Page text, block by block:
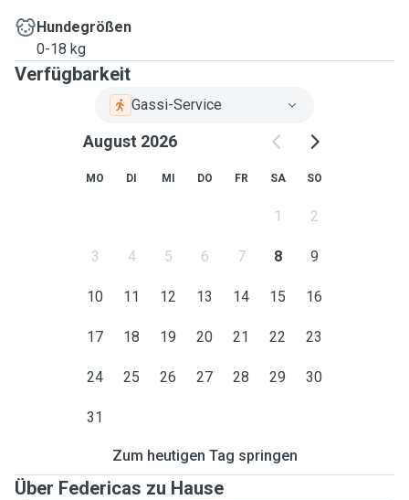
Hundegrößen
0-18 kg
Verfügbarkeit
Gassi-Service
August 2026
MO DI MI DO FR SA SO
1 2
3 4 5 6 7 8 9
10 11 12 13 14 15 16
17 18 19 20 21 22 23
24 25 26 27 28 29 30
31
Zum heutigen Tag springen
Über Federicas zu Hause